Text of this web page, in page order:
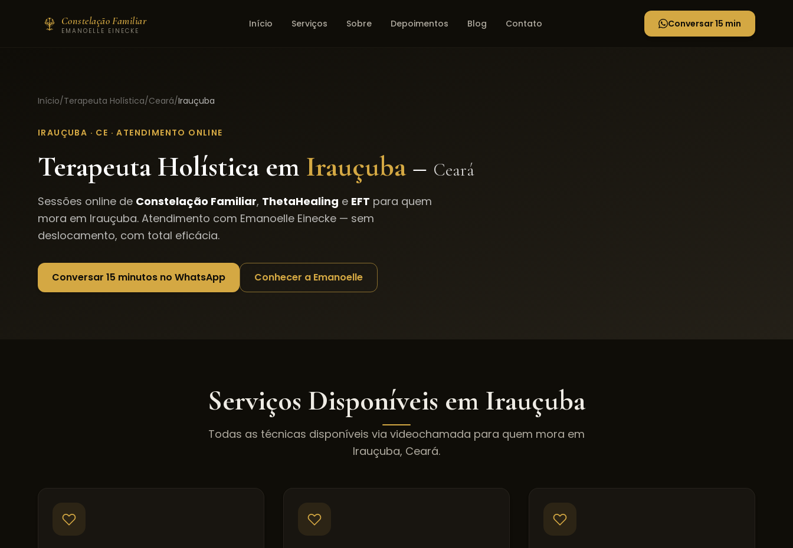
Constelação Familiar
EMANOELLE EINECKE
Início Serviços Sobre Depoimentos Blog Contato Conversar 15 min
Início/Terapeuta Holística/Ceará/Irauçuba
IRAUÇUBA · CE · ATENDIMENTO ONLINE
Terapeuta Holística em Irauçuba– Ceará
Sessões online de Constelação Familiar, ThetaHealing e EFT para quem
mora em Irauçuba. Atendimento com Emanoelle Einecke — sem
deslocamento, com total eficácia.
Conversar 15 minutos no WhatsApp Conhecer a Emanoelle
Serviços Disponíveis em Irauçuba
Todas as técnicas disponíveis via videochamada para quem mora em
Irauçuba, Ceará.